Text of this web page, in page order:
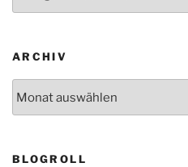
ARCHIV
BLOGROLL